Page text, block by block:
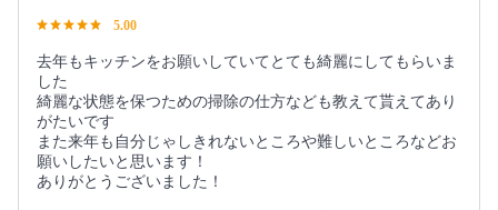
5.00
去年もキッチンをお願いしていてとても綺麗にしてもらいま
した
綺麗な状態を保つための掃除の仕方なども教えて貰えてあり
がたいです
また来年も自分じゃしきれないところや難しいところなどお
願いしたいと思います！
ありがとうございました！